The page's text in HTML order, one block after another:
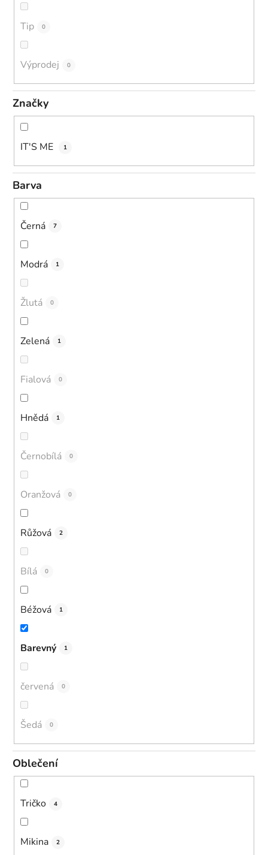
Tip 0
Výprodej 0
Značky
IT'S ME 1
Barva
Černá 7
Modrá 1
Žlutá 0
Zelená 1
Fialová 0
Hnědá 1
Černobílá 0
Oranžová 0
Růžová 2
Bílá 0
Béžová 1
Barevný 1
červená 0
Šedá 0
Oblečení
Tričko 4
Mikina 2